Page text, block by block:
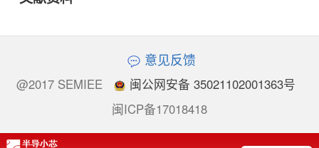
意见反馈
@2017 SEMIEE
闽公网安备 35021102001363号
闽ICP备17018418